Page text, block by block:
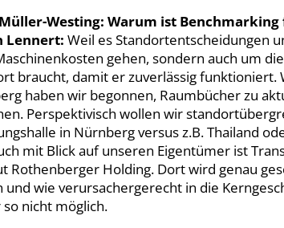
Westing: Warum ist
Lennert: Weil es Standortentscheidungen
gehen, sondern auch um
braucht, damit er zuverlässig funktioniert.
haben wir begonnen, Raumbücher zu
Perspektivisch wollen wir
in Nürnberg versus z.B. Thailand
mit Blick auf unseren Eigentümer ist
Rothenberger Holding. Dort wird genau
und wie verursachergerecht in die
nicht möglich.